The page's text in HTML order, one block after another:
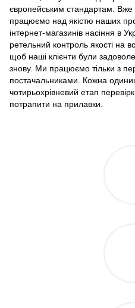
європейським стандартам. Вже
працюємо над якістю наших
інтернет-магазинів насіння в
ретельний контроль якості на
щоб наші клієнти були
знову. Ми працюємо тільки з
постачальниками. Кожна
чотирьохрівневий етап
потрапити на прилавки.